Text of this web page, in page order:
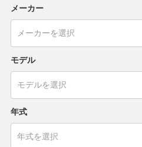
メーカー
モデル
年式